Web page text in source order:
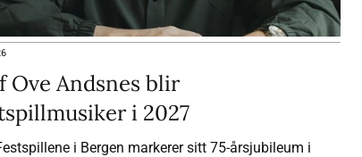
Ove Andsnes blir
i 2027
i Bergen markerer sitt 75-årsjubileum i